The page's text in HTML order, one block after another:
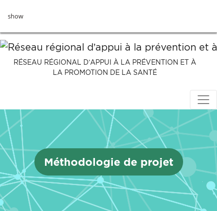
au
principal
show
RÉSEAU RÉGIONAL D’APPUI À LA PRÉVENTION ET À
LA PROMOTION DE LA SANTÉ
Méthodologie de projet